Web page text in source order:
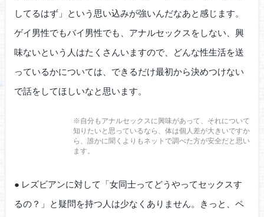
してるはず」という思い込みが強いんだなあと感じます。
ゲイ男性でもバイ男性でも、アナルセックスをしない、興
味ないという人はたくさんいますので、どんな性生活を送
っているかについては、できるだけ最初から決めつけない
で話をしてほしいなと思います。
※自分もアナルセックスに興味があって、それについて
知りたいと思っているなら、体は個人差が大きいですか
ら、誰かに聞くよりもネットで調べた方が安全だと思い
ます。
● レズビアンに対して「女同士ってどうやってセックスす
るの？」と疑問を持つ人は少なくありません。きっと、ペ